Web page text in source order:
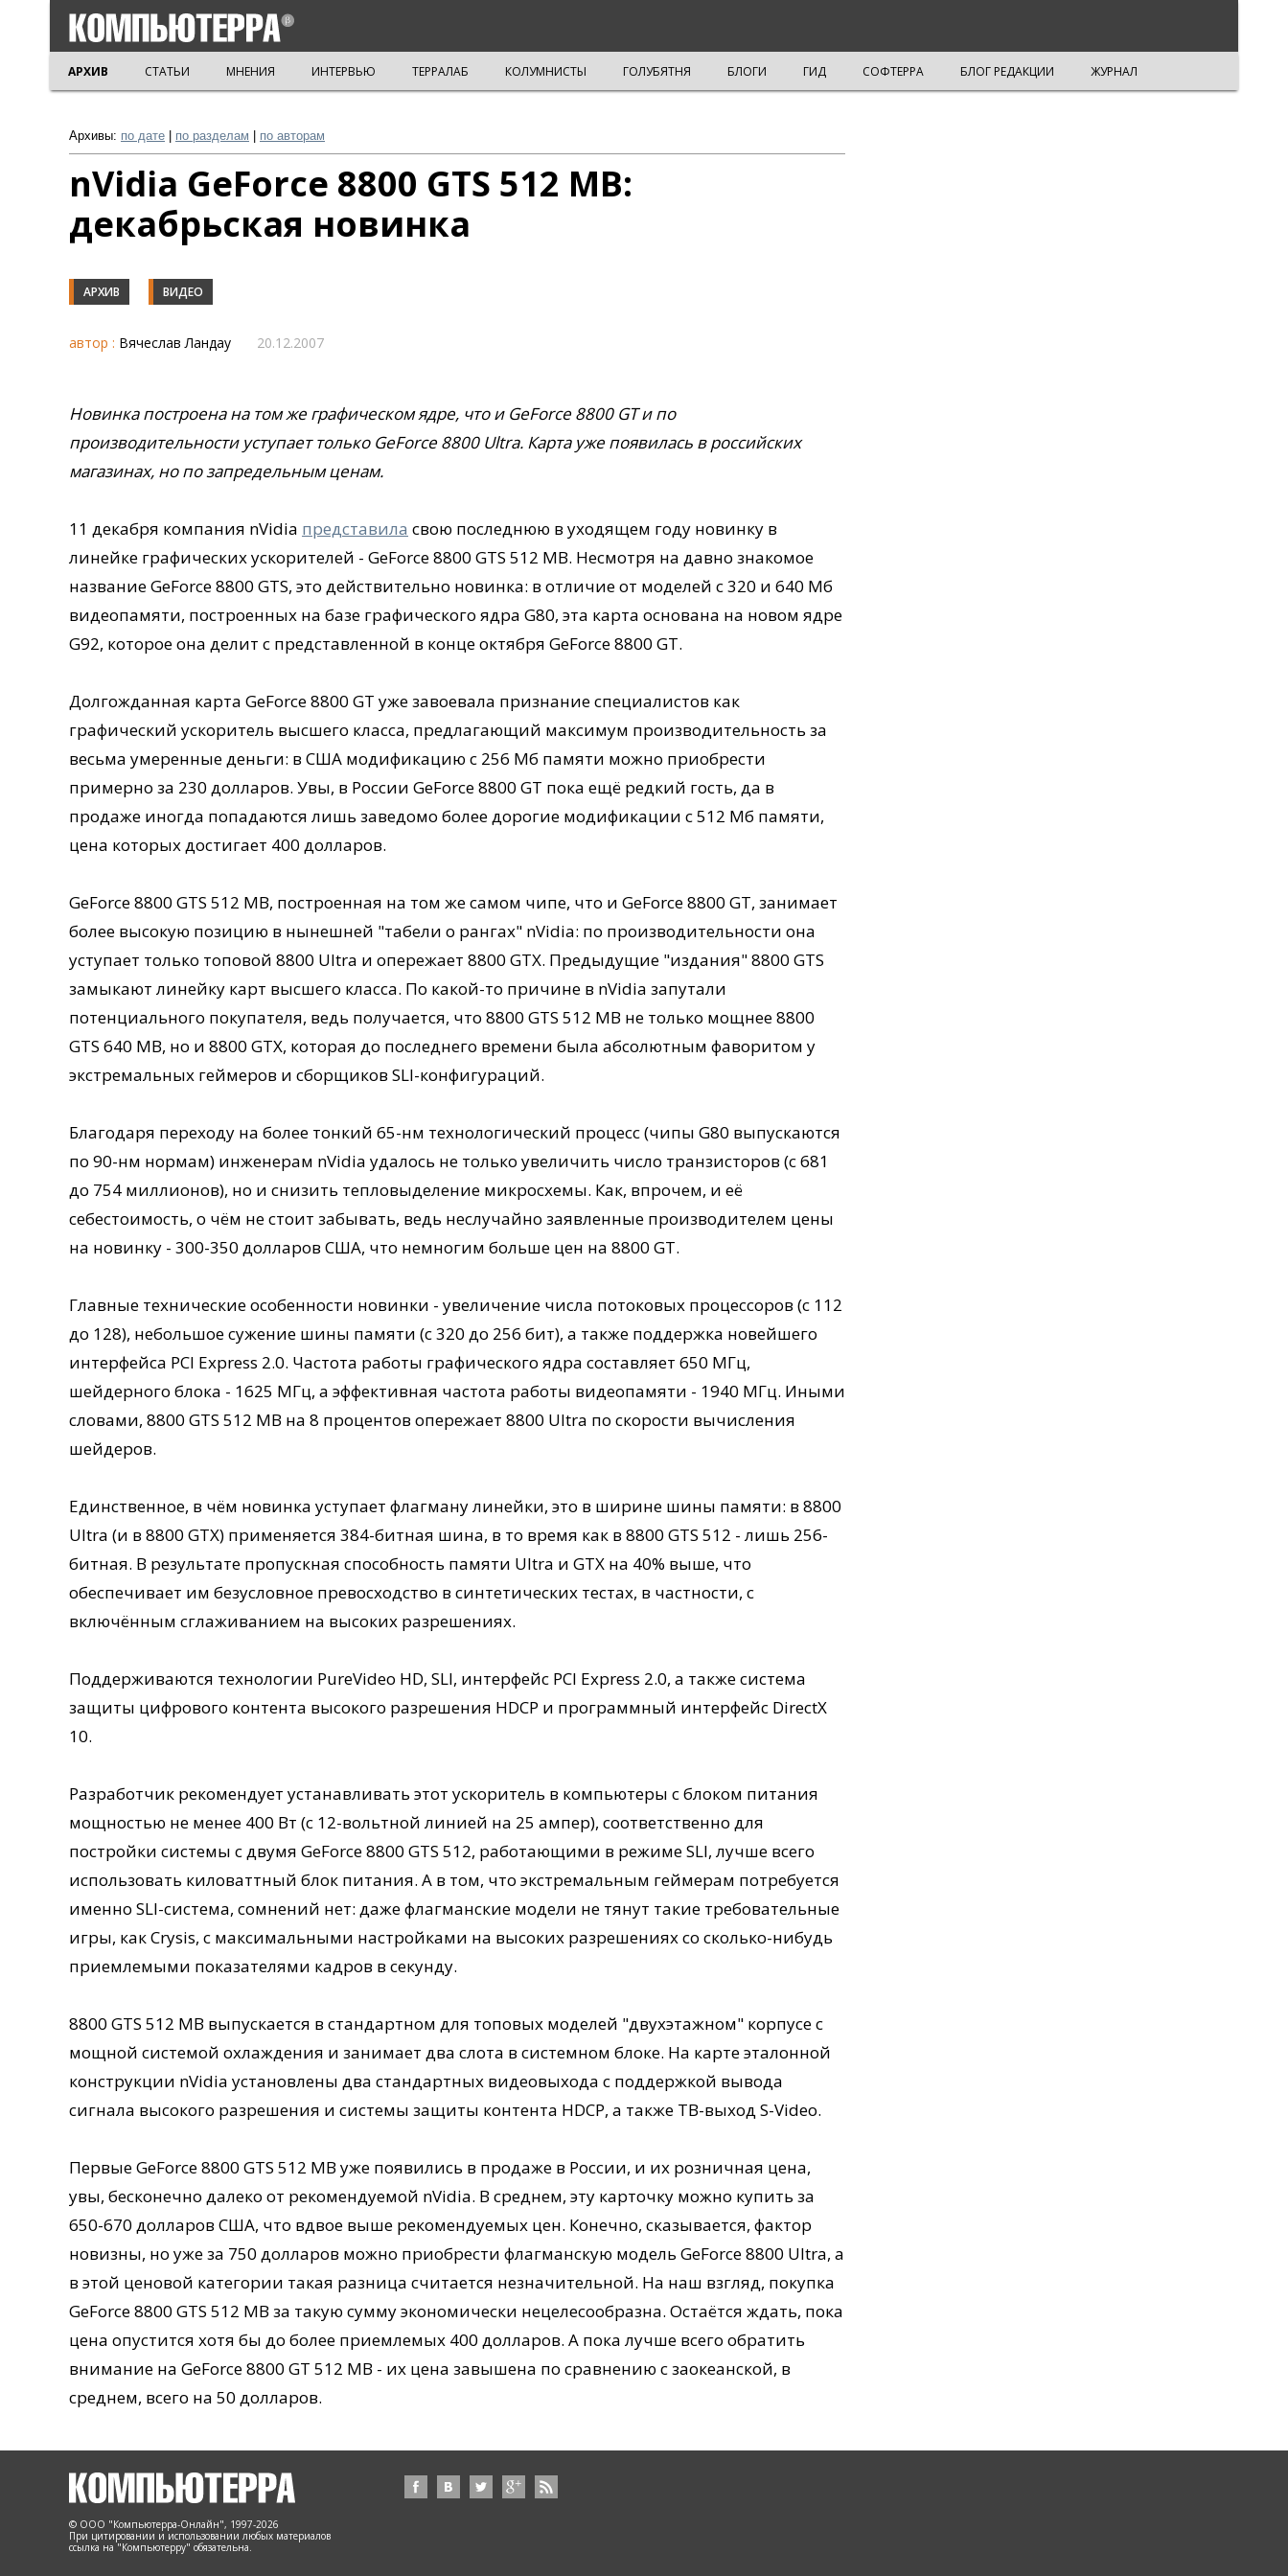
АРХИВ СТАТЬИ МНЕНИЯ ИНТЕРВЬЮ ТЕРРАЛАБ КОЛУМНИСТЫ ГОЛУБЯТНЯ БЛОГИ ГИД СОФТЕРРА БЛОГ РЕДАКЦИИ ЖУРНАЛ
Архивы: по дате по разделам по авторам
nVidia GeForce 8800 GTS 512 MB:
декабрьская новинка
АРХИВ ВИДЕО
автор : Вячеслав Ландау 20.12.2007
Новинка построена на том же графическом ядре, что и GeForce 8800 GT и по
производительности уступает только GeForce 8800 Ultra. Карта уже появилась в российских
магазинах, но по запредельным ценам.
11 декабря компания nVidia представила свою последнюю в уходящем году новинку в
линейке графических ускорителей - GeForce 8800 GTS 512 MB. Несмотря на давно знакомое
название GeForce 8800 GTS, это действительно новинка: в отличие от моделей с 320 и 640 Мб
видеопамяти, построенных на базе графического ядра G80, эта карта основана на новом ядре
G92, которое она делит с представленной в конце октября GeForce 8800 GT.
Долгожданная карта GeForce 8800 GT уже завоевала признание специалистов как
графический ускоритель высшего класса, предлагающий максимум производительность за
весьма умеренные деньги: в США модификацию с 256 Мб памяти можно приобрести
примерно за 230 долларов. Увы, в России GeForce 8800 GT пока ещё редкий гость, да в
продаже иногда попадаются лишь заведомо более дорогие модификации с 512 Мб памяти,
цена которых достигает 400 долларов.
GeForce 8800 GTS 512 MB, построенная на том же самом чипе, что и GeForce 8800 GT, занимает
более высокую позицию в нынешней "табели о рангах" nVidia: по производительности она
уступает только топовой 8800 Ultra и опережает 8800 GTX. Предыдущие "издания" 8800 GTS
замыкают линейку карт высшего класса. По какой-то причине в nVidia запутали
потенциального покупателя, ведь получается, что 8800 GTS 512 MB не только мощнее 8800
GTS 640 MB, но и 8800 GTX, которая до последнего времени была абсолютным фаворитом у
экстремальных геймеров и сборщиков SLI-конфигураций.
Благодаря переходу на более тонкий 65-нм технологический процесс (чипы G80 выпускаются
по 90-нм нормам) инженерам nVidia удалось не только увеличить число транзисторов (с 681
до 754 миллионов), но и снизить тепловыделение микросхемы. Как, впрочем, и её
себестоимость, о чём не стоит забывать, ведь неслучайно заявленные производителем цены
на новинку - 300-350 долларов США, что немногим больше цен на 8800 GT.
Главные технические особенности новинки - увеличение числа потоковых процессоров (с 112
до 128), небольшое сужение шины памяти (с 320 до 256 бит), а также поддержка новейшего
интерфейса PCI Express 2.0. Частота работы графического ядра составляет 650 МГц,
шейдерного блока - 1625 МГц, а эффективная частота работы видеопамяти - 1940 МГц. Иными
словами, 8800 GTS 512 MB на 8 процентов опережает 8800 Ultra по скорости вычисления
шейдеров.
Единственное, в чём новинка уступает флагману линейки, это в ширине шины памяти: в 8800
Ultra (и в 8800 GTX) применяется 384-битная шина, в то время как в 8800 GTS 512 - лишь 256-
битная. В результате пропускная способность памяти Ultra и GTX на 40% выше, что
обеспечивает им безусловное превосходство в синтетических тестах, в частности, с
включённым сглаживанием на высоких разрешениях.
Поддерживаются технологии PureVideo HD, SLI, интерфейс PCI Express 2.0, а также система
защиты цифрового контента высокого разрешения HDCP и программный интерфейс DirectX
10.
Разработчик рекомендует устанавливать этот ускоритель в компьютеры с блоком питания
мощностью не менее 400 Вт (с 12-вольтной линией на 25 ампер), соответственно для
постройки системы с двумя GeForce 8800 GTS 512, работающими в режиме SLI, лучше всего
использовать киловаттный блок питания. А в том, что экстремальным геймерам потребуется
именно SLI-система, сомнений нет: даже флагманские модели не тянут такие требовательные
игры, как Crysis, c максимальными настройками на высоких разрешениях со сколько-нибудь
приемлемыми показателями кадров в секунду.
8800 GTS 512 MB выпускается в стандартном для топовых моделей "двухэтажном" корпусе с
мощной системой охлаждения и занимает два слота в системном блоке. На карте эталонной
конструкции nVidia установлены два стандартных видеовыхода с поддержкой вывода
сигнала высокого разрешения и системы защиты контента HDCP, а также ТВ-выход S-Video.
Первые GeForce 8800 GTS 512 MB уже появились в продаже в России, и их розничная цена,
увы, бесконечно далеко от рекомендуемой nVidia. В среднем, эту карточку можно купить за
650-670 долларов США, что вдвое выше рекомендуемых цен. Конечно, сказывается, фактор
новизны, но уже за 750 долларов можно приобрести флагманскую модель GeForce 8800 Ultra, а
в этой ценовой категории такая разница считается незначительной. На наш взгляд, покупка
GeForce 8800 GTS 512 MB за такую сумму экономически нецелесообразна. Остаётся ждать, пока
цена опустится хотя бы до более приемлемых 400 долларов. А пока лучше всего обратить
внимание на GeForce 8800 GT 512 MB - их цена завышена по сравнению с заокеанской, в
среднем, всего на 50 долларов.
© ООО "Компьютерра-Онлайн", 1997-2026
При цитировании и использовании любых материалов
ссылка на "Компьютерру" обязательна.